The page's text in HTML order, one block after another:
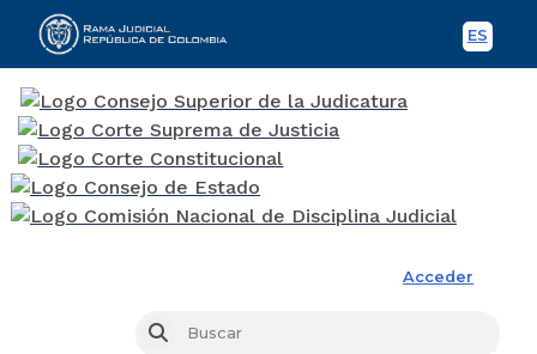
ES
Acceder
Buscar